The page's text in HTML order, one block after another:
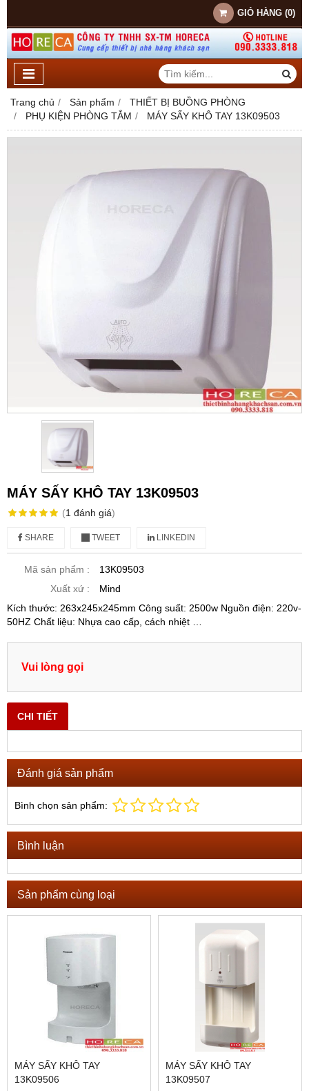
GIỎ HÀNG (0)
Trang chủ Sản phẩm
THIẾT BỊ BUỒNG PHÒNG
PHỤ KIỆN PHÒNG TẮM
MÁY SẤY KHÔ TAY 13K09503
MÁY SẤY KHÔ TAY 13K09503
(1 đánh giá)
SHARE TWEET LINKEDIN
Mã sản phẩm :
13K09503
Xuất xứ :
Mind
Kích thước: 263x245x245mm Công suất: 2500w Nguồn điện: 220v-
50HZ Chất liệu: Nhựa cao cấp, cách nhiệt …
Vui lòng gọi
CHI TIẾT
Đánh giá sản phẩm
Bình chọn sản phẩm:
Bình luận
Sản phẩm cùng loại
MÁY SẤY KHÔ TAY
13K09506
MÁY SẤY KHÔ TAY
13K09507